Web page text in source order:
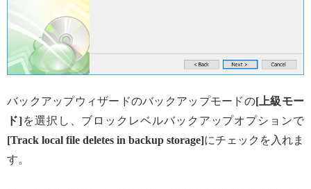
バックアップウィザードのバックアップモードの[上級モー
ド]を選択し、ブロックレベルバックアップオプションで
[Track local file deletes in backup storage]にチェックを入れま
す。